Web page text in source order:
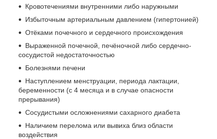
Кровотечениями внутренними либо наружными
Избыточным артериальным давлением (гипертонией)
Отёками почечного и сердечного происхождения
Выраженной почечной, печёночной либо сердечно-
сосудистой недостаточностью
Болезнями печени
Наступлением менструации, периода лактации,
беременности (с 4 месяца и в случае опасности
прерывания)
Сосудистыми осложнениями сахарного диабета
Наличием перелома или вывиха близ области
воздействия